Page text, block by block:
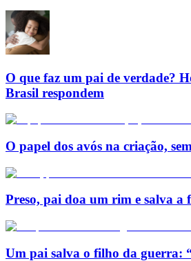
O que faz um pai de verdade?
Brasil respondem
O papel dos avós na criação,
Preso, pai doa um rim e salva a
Um pai salva o filho da guerra: